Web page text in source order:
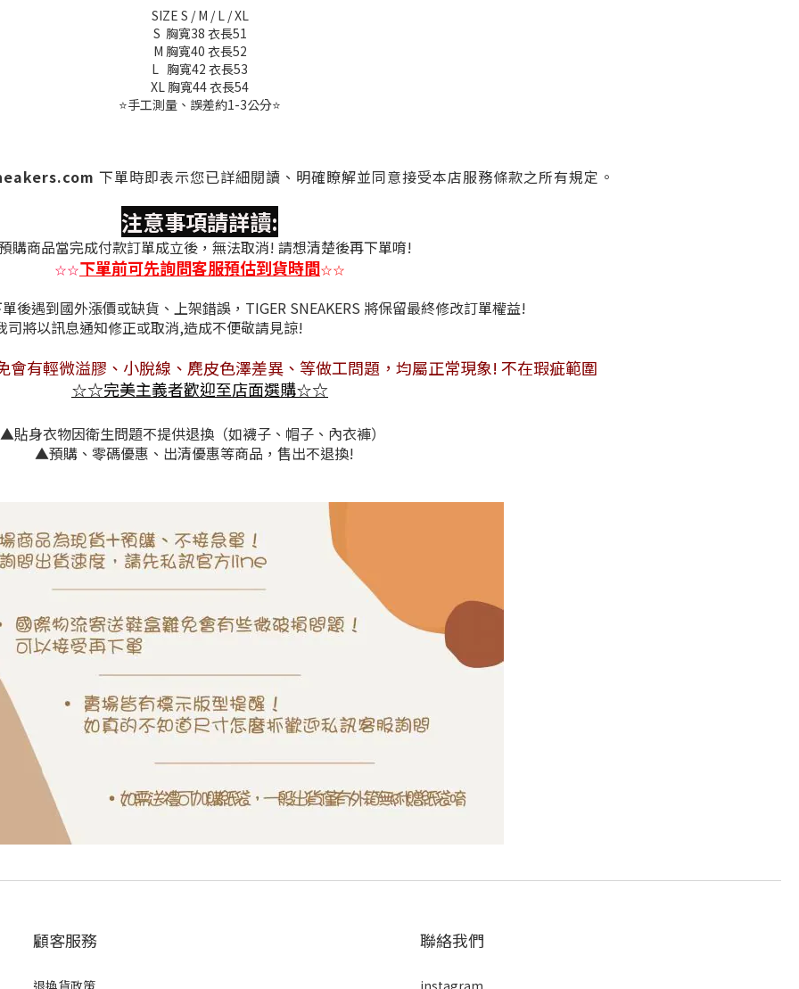
SIZE S / M / L / XL
S 胸寬38 衣長51
M 胸寬40 衣長52
L 胸寬42 衣長53
XL 胸寬44 衣長54
⭐️手工測量、誤差約1-3公分⭐
下單時即表示您已詳細閱讀、明確瞭解並同意接受本店服務條款之所有規定。
注意事項請詳讀:
購商品當完成付款訂單成立後，無法取消! 請想清楚後再下單唷!
☆☆下單前可先詢問客服預估到貨時間☆☆
後遇到國外漲價或缺貨、上架錯誤，TIGER SNEAKERS 將保留最終修改訂單權益!
，我司將以訊息通知修正或取消,造成不便敬請見諒!
會有輕微溢膠、小脫線、麂皮色澤差異 、等做工問題，均屬正常現象! 不在瑕疵範圍
☆☆完美主義者歡迎至店面選購☆☆
▲貼身衣物因衛生問題不提供退換（如襪子、帽子、內衣褲）
▲預購、零碼優惠、出清優惠等商品，售出不退換!
顧客服務
退換貨政策
聯絡我們
instagram